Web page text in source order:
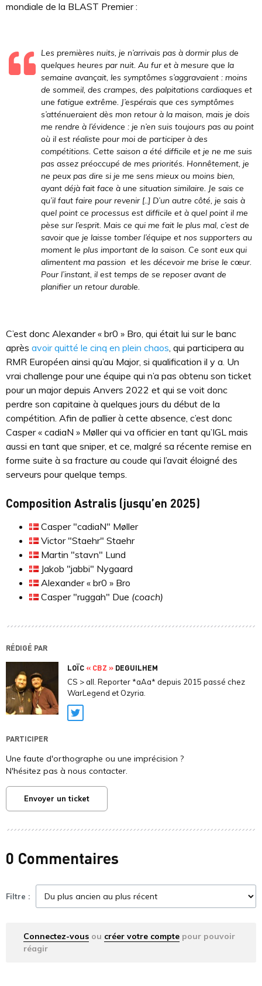
mondiale de la BLAST Premier :
Les premières nuits, je n’arrivais pas à dormir plus de
quelques heures par nuit. Au fur et à mesure que la
semaine avançait, les symptômes s’aggravaient : moins
de sommeil, des crampes, des palpitations cardiaques et
une fatigue extrême. J’espérais que ces symptômes
s’atténueraient dès mon retour à la maison, mais je dois
me rendre à l’évidence : je n’en suis toujours pas au point
où il est réaliste pour moi de participer à des
compétitions. Cette saison a été difficile et je ne me suis
pas assez préoccupé de mes priorités. Honnêtement, je
ne peux pas dire si je me sens mieux ou moins bien,
ayant déjà fait face à une situation similaire. Je sais ce
qu’il faut faire pour revenir [..] D’un autre côté, je sais à
quel point ce processus est difficile et à quel point il me
pèse sur l’esprit. Mais ce qui me fait le plus mal, c’est de
savoir que je laisse tomber l’équipe et nos supporters au
moment le plus important de la saison. Ce sont eux qui
alimentent ma passion et les décevoir me brise le cœur.
Pour l’instant, il est temps de se reposer avant de
planifier un retour durable.
C’est donc Alexander « br0 » Bro, qui était lui sur le banc
après avoir quitté le cinq en plein chaos, qui participera au
RMR Européen ainsi qu’au Major, si qualification il y a. Un
vrai challenge pour une équipe qui n’a pas obtenu son ticket
pour un major depuis Anvers 2022 et qui se voit donc
perdre son capitaine à quelques jours du début de la
compétition. Afin de pallier à cette absence, c’est donc
Casper « cadiaN » Møller qui va officier en tant qu’IGL mais
aussi en tant que sniper, et ce, malgré sa récente remise en
forme suite à sa fracture au coude qui l’avait éloigné des
serveurs pour quelque temps.
Composition Astralis (jusqu’en 2025)
Casper "⁠cadiaN⁠" Møller
Victor "⁠Staehr⁠" Staehr
Martin "⁠stavn⁠" Lund
Jakob "⁠jabbi⁠" Nygaard
Alexander « br0 » Bro
Casper "⁠ruggah⁠" Due (coach)
RÉDIGÉ PAR
LOÏC « CBZ » DEGUILHEM
CS > all. Reporter *aAa* depuis 2015 passé chez
WarLegend et Ozyria.
Twitter
PARTICIPER
Une faute d'orthographe ou une imprécision ?
N'hésitez pas à nous contacter.
Envoyer un ticket
0 Commentaires
Filtre :
Connectez-vous ou créer votre compte pour pouvoir
réagir